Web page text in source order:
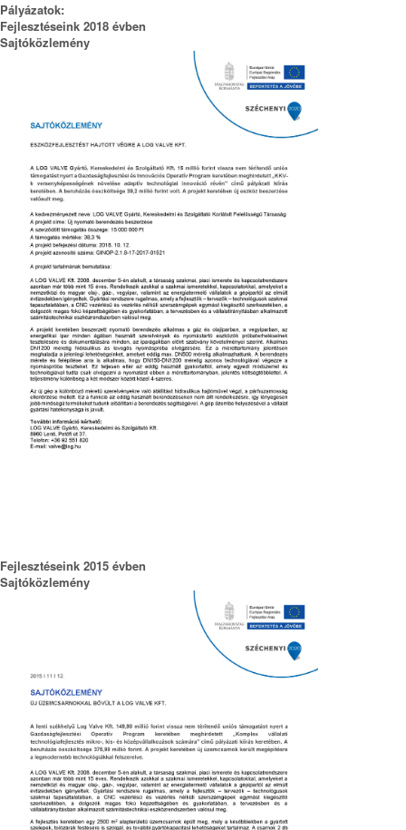
Pályázatok:
Fejlesztéseink 2018 évben
Sajtóközlemény
Fejlesztéseink 2015 évben
Sajtóközlemény